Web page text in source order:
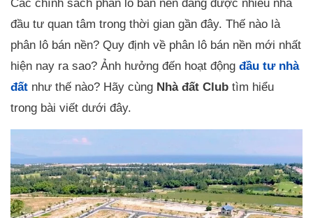
Các chính sách phân lô bán nền đang được nhiều nhà
đầu tư quan tâm trong thời gian gần đây. Thế nào là
phân lô bán nền? Quy định về phân lô bán nền mới nhất
hiện nay ra sao? Ảnh hưởng đến hoạt động đầu tư nhà
đất như thế nào? Hãy cùng Nhà đất Club tìm hiểu
trong bài viết dưới đây.